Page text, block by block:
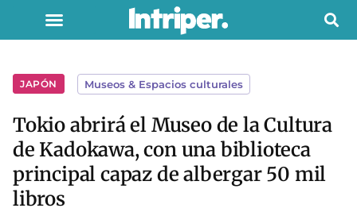
JAPÓN Museos & Espacios culturales
Tokio abrirá el Museo de la Cultura
de Kadokawa, con una biblioteca
principal capaz de albergar 50 mil
libros